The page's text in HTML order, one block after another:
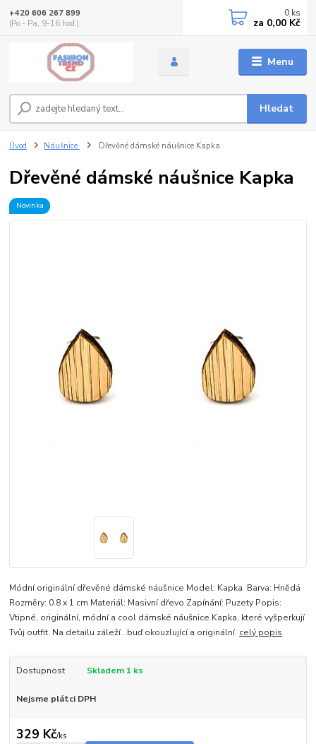
Menu
Hledat
+420 606 267 899
(Po - Pa, 9-16 hod.)
0 ks
za 0,00 Kč
Úvod Náušnice Dřevěné dámské náušnice Kapka
Dřevěné dámské náušnice Kapka
Novinka
Módní originální dřevěné dámské náušnice Model: Kapka Barva: Hnědá
Rozměry: 0.8 x 1 cm Materiál: Masivní dřevo Zapínání: Puzety Popis:
Vtipné, originální, módní a cool dámské náušnice Kapka, které vyšperkují
Tvůj outfit. Na detailu záleží...buď okouzlující a originální. celý popis
Dostupnost Skladem 1 ks
Nejsme plátci DPH
329 Kč/ks